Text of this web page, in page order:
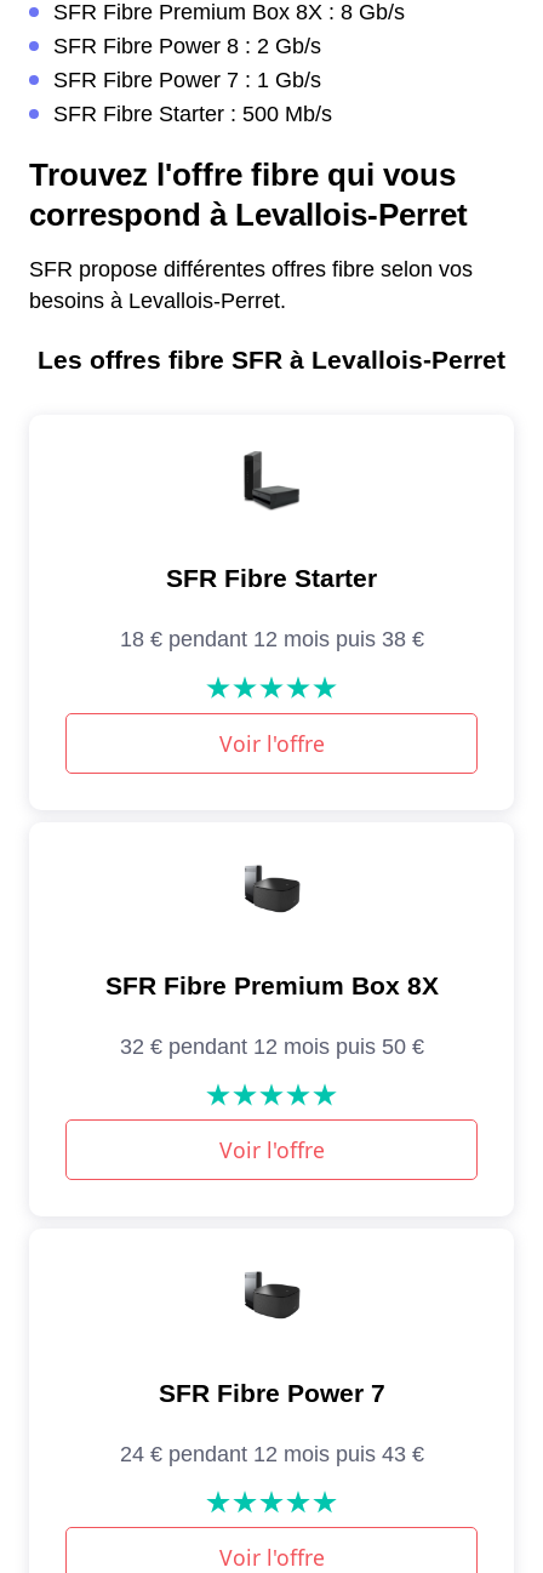
SFR Fibre Premium Box 8X : 8 Gb/s
SFR Fibre Power 8 : 2 Gb/s
SFR Fibre Power 7 : 1 Gb/s
SFR Fibre Starter : 500 Mb/s
Trouvez l'offre fibre qui vous
correspond à Levallois-Perret
SFR propose différentes offres fibre selon vos
besoins à Levallois-Perret.